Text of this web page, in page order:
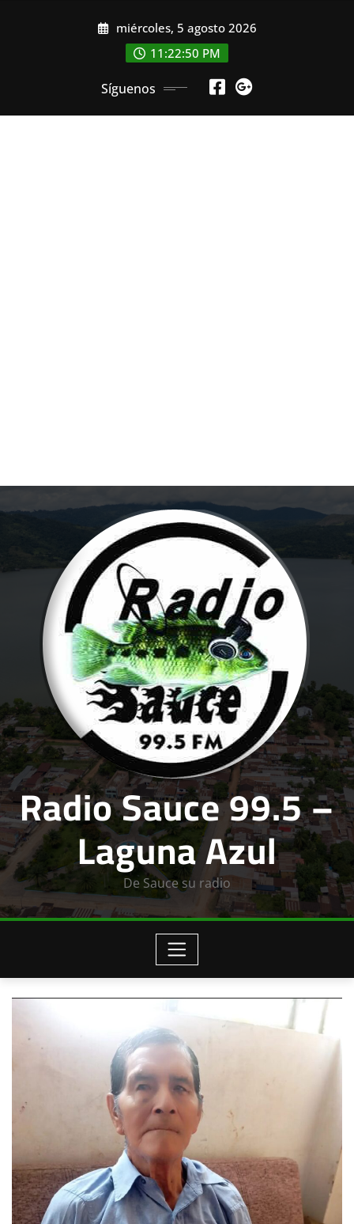
miércoles, 5 agosto 2026
11:22:51 PM
Síguenos
Radio Sauce 99.5 –
Laguna Azul
De Sauce su radio